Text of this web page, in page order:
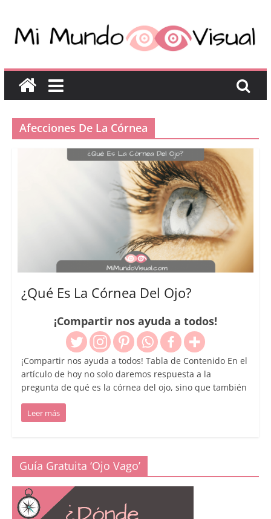
Afecciones De La Córnea
¿Qué Es La Córnea Del Ojo?
¡Compartir nos ayuda a todos!
¡Compartir nos ayuda a todos! Tabla de Contenido En el
artículo de hoy no solo daremos respuesta a la
pregunta de qué es la córnea del ojo, sino que también
Leer más
Guía Gratuita ‘Ojo Vago’